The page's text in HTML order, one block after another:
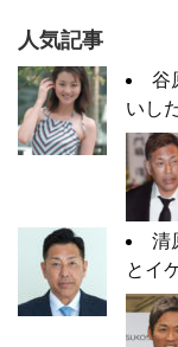
人気記事
谷
いし
清
とイ